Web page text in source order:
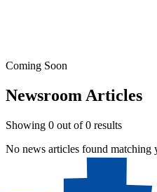
Coming Soon
Newsroom Articles
Showing 0 out of0 results
No news articles found matching